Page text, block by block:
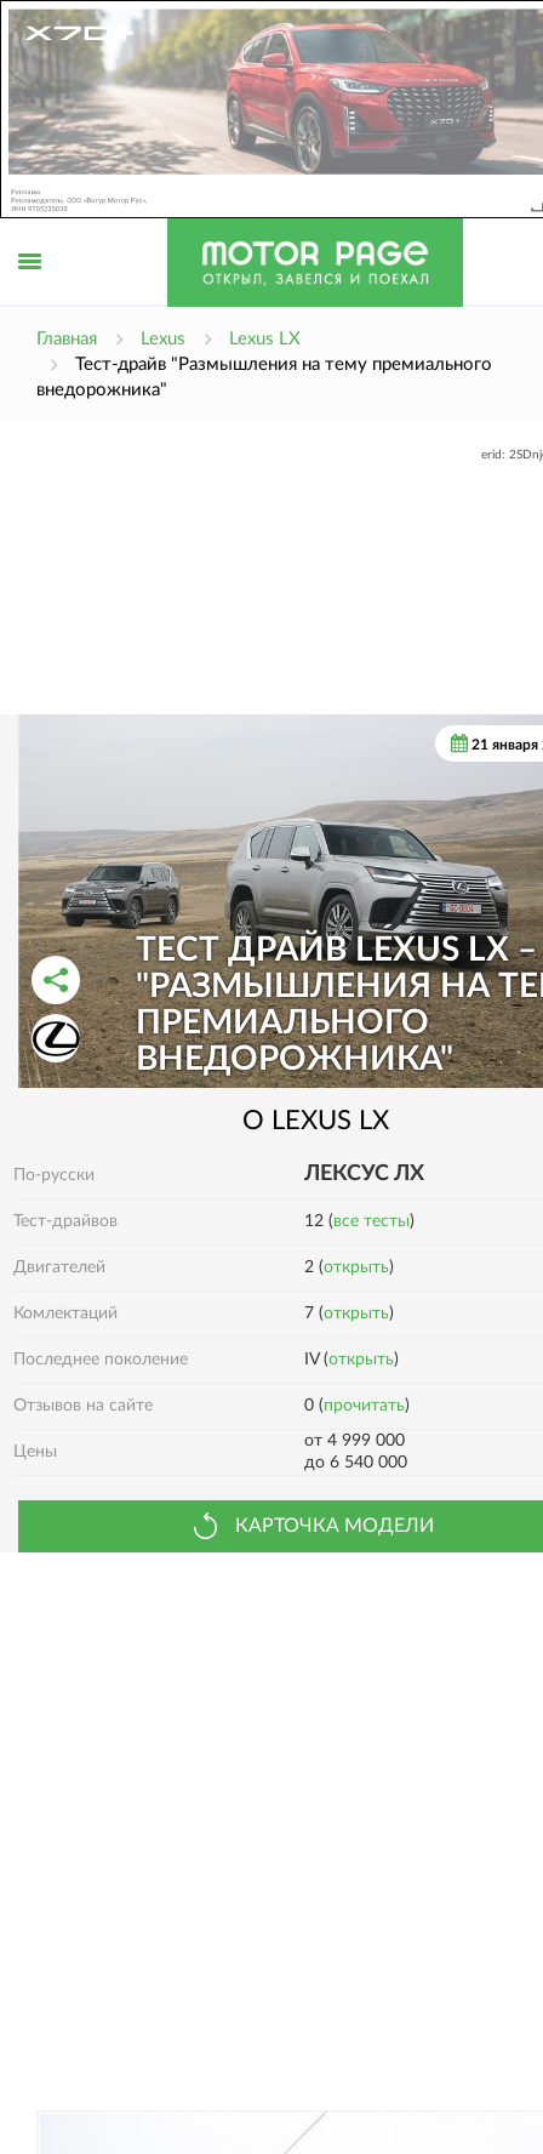
Главная Lexus
Lexus LX
Тест-драйв "Размышления на тему премиального
внедорожника"
erid:
ТЕСТ ДРАЙВ LEXUS LX –
"РАЗМЫШЛЕНИЯ НА
ПРЕМИАЛЬНОГО
ВНЕДОРОЖНИКА"
21 января
РАССКАЗАТЬ ВО ВКОНТАКТЕ
РАССКАЗАТЬ В ОДНОКЛАССНИКАХ
О LEXUS LX
По-русски ЛЕКСУС ЛХ
Тест-драйвов 12 (все тесты)
Двигателей 2 (открыть)
Комлектаций 7 (открыть)
Последнее поколение IV (открыть)
Отзывов на сайте 0 (прочитать)
Цены
от 4 999 000
до 6 540 000
КАРТОЧКА МОДЕЛИ